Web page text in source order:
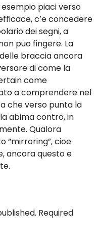
piaci verso
c’e concedere
dei segni, a
puo fingere. La
braccia ancora
di come la
come
a comprendere nel
che verso punta la
abima contro, in
Qualora
“mirroring”, cioe
ancora questo e
Required